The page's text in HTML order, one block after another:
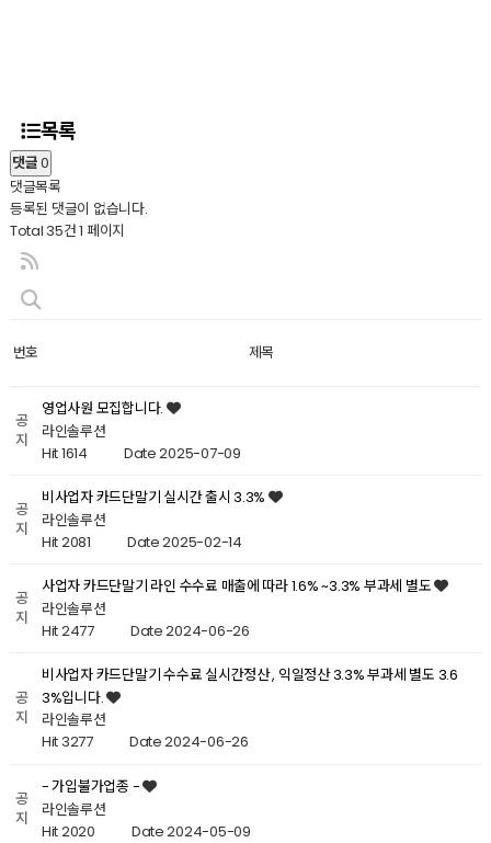
목록
댓글0
댓글목록
등록된 댓글이 없습니다.
Total 35건1 페이지
번호 제목
공
지
영업사원 모집합니다.
라인솔루션
Hit 1614 Date 2025-07-09
공
지
비사업자 카드단말기 실시간 출시 3.3%
라인솔루션
Hit 2081 Date 2025-02-14
공
지
사업자 카드단말기 라인 수수료 매출에 따라 1.6% ~3.3% 부과세 별도
라인솔루션
Hit 2477 Date 2024-06-26
공
지
비사업자 카드단말기 수수료 실시간정산 , 익일정산 3.3% 부과세 별도 3.6
3%입니다.
라인솔루션
Hit 3277 Date 2024-06-26
공
지
- 가입불가업종 -
라인솔루션
Hit 2020 Date 2024-05-09